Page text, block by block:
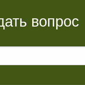
вопрос